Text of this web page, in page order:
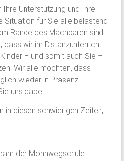
Unterstützung und Ihre
Situation für Sie alle belastend
Rande des Machbaren sind.
dass wir im Distanzunterricht
– und somit auch Sie –
Wir alle möchten, dass
wieder in Präsenz
uns dabei.
in diesen schwierigen Zeiten,
der Mohnwegschule